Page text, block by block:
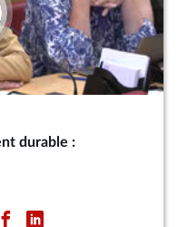
durable :